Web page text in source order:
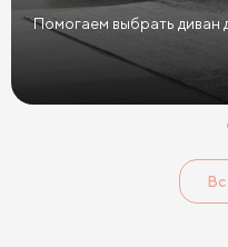
Кровати в скандинавском
Кровати в классическом
Кровати с низким
Кровати с мягким
Помогаем выбрать диван